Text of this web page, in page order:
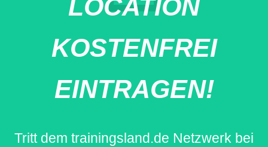
LOCATION
KOSTENFREI
EINTRAGEN!
Tritt dem trainingsland.de Netzwerk bei